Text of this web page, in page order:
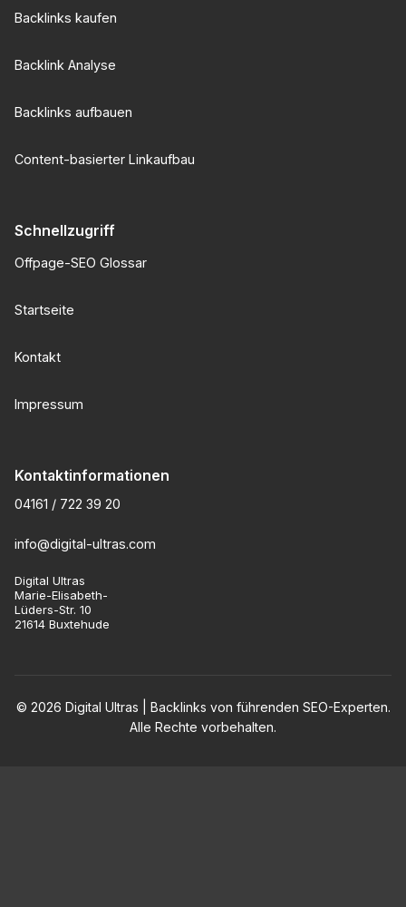
Backlinks kaufen
Backlink Analyse
Backlinks aufbauen
Content-basierter Linkaufbau
Schnellzugriff
Offpage-SEO Glossar
Startseite
Kontakt
Impressum
Kontaktinformationen
04161 / 722 39 20
info@digital-ultras.com
Digital Ultras
Marie-Elisabeth-
Lüders-Str. 10
21614 Buxtehude
© 2026 Digital Ultras | Backlinks von führenden SEO-Experten.
Alle Rechte vorbehalten.